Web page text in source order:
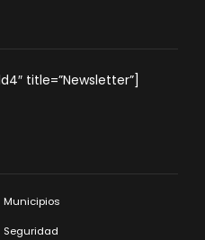
title=”Newsletter”]
Municipios
Seguridad